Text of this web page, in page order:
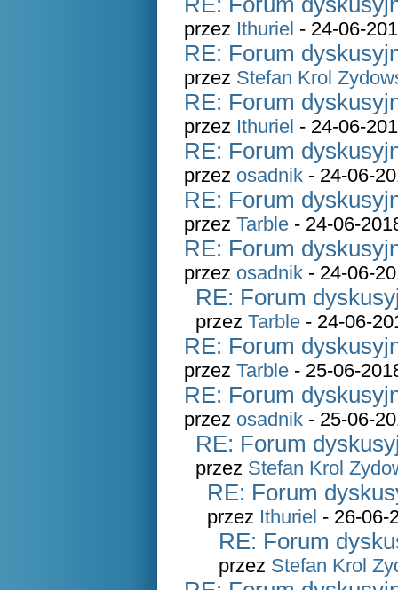
przez Ithuriel - 24-06-
RE: Forum
przez Stefan Krol
RE: Forum
przez Ithuriel - 24-06-
RE: Forum
przez osadnik - 24-06-
RE: Forum
przez Tarble - 24-06-
RE: Forum
przez osadnik - 24-06-
RE: Forum
przez Tarble - 24-06-
RE: Forum
przez Tarble - 25-06-
RE: Forum
przez osadnik - 25-06-
RE: Forum
przez Stefan Krol
RE: Forum
przez Ithuriel - 26-06-
RE: Forum
przez Stefan Krol